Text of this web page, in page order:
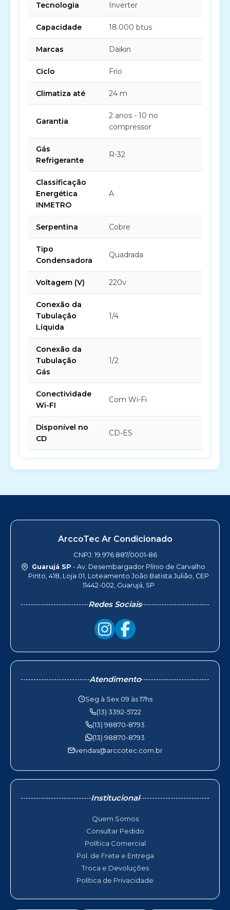
Tecnologia Inverter
Capacidade 18.000 btus
Marcas Daikin
Ciclo Frio
Climatiza até 24 m
Garantia
2 anos - 10 no
compressor
Gás
Refrigerante
R-32
Classificação
Energética
INMETRO
A
Serpentina Cobre
Tipo
Condensadora
Quadrada
Voltagem (V) 220v
Conexão da
Tubulação
Líquida
1/4
Conexão da
Tubulação
Gás
1/2
Conectividade
Wi-FI
Com Wi-Fi
Disponível no
CD
CD-ES
ArccoTec Ar Condicionado
CNPJ: 19.976.887/0001-86
Guarujá SP - Av. Desembargador Plínio de Carvalho
Pinto, 418, Loja 01, Loteamento João Batista Julião, CEP
11442-002, Guarujá, SP
Redes Sociais
Atendimento
Seg à Sex 09 às 17hs
(13) 3392-5722
(13) 98870-8793
(13) 98870-8793
vendas@arccotec.com.br
Institucional
Quem Somos
Consultar Pedido
Política Comercial
Pol. de Frete e Entrega
Troca e Devoluções
Política de Privacidade